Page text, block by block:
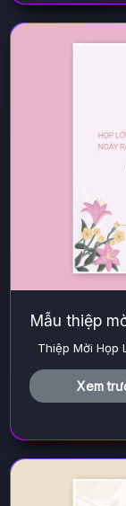
Mẫu thiệp
Thiệp Mời Họp
Xem